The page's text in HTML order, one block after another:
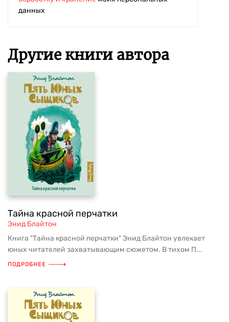
данных
Другие книги автора
Тайна красной перчатки
Энид Блайтон
Книга "Тайна красной перчатки" Энид Блайтон увлекает
юных читателей захватывающим сюжетом. В тихом П...
ПОДРОБНЕЕ